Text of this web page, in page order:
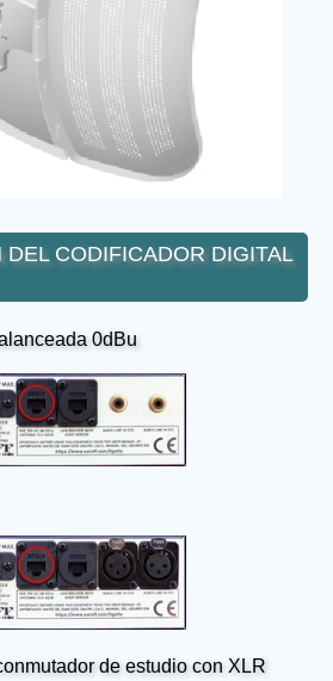
DEL CODIFICADOR DIGITAL
0dBu
de estudio con XLR